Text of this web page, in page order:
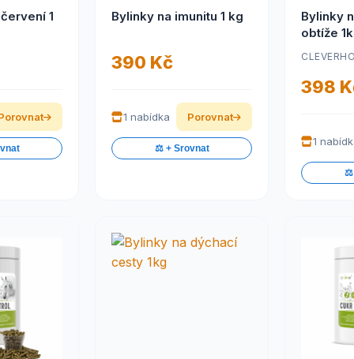
1
Bylinky na imunitu 1 kg
390 Kč
1 nabídka Porovnat
⚖️ + Srovnat
Bylinky
obtíže
398
1
⚖️